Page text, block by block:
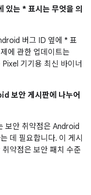
는 * 표시는 무엇을 의
버그 ID 옆에 * 표
에 관한 업데이트는
기기용 최신 바이너
보안 게시판에 나누어
보안 취약점은 Android
데 필요합니다. 이 게시
약점은 보안 패치 수준